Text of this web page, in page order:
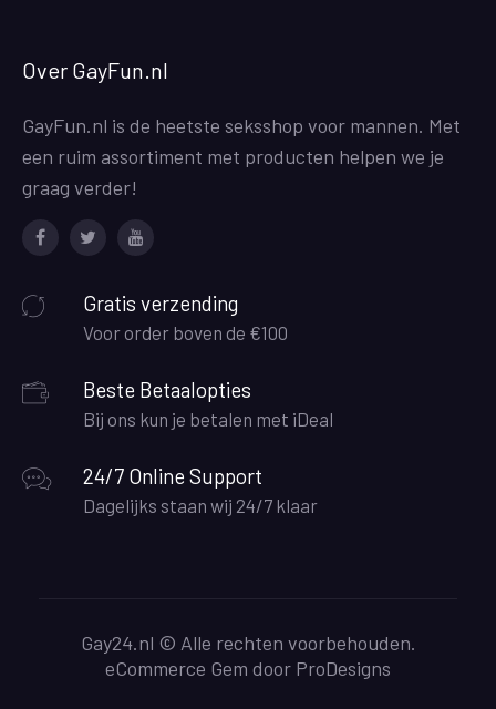
Over GayFun.nl
GayFun.nl is de heetste seksshop voor mannen. Met
een ruim assortiment met producten helpen we je
graag verder!
Gratis verzending
Voor order boven de €100
Beste Betaalopties
Bij ons kun je betalen met iDeal
24/7 Online Support
Dagelijks staan wij 24/7 klaar
Gay24.nl © Alle rechten voorbehouden.
eCommerce Gem door ProDesigns